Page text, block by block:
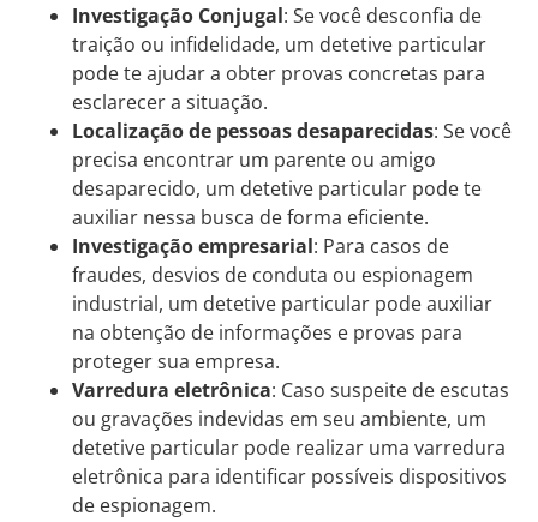
Investigação Conjugal: Se você desconfia de
traição ou infidelidade, um detetive particular
pode te ajudar a obter provas concretas para
esclarecer a situação.
Localização de pessoas desaparecidas: Se você
precisa encontrar um parente ou amigo
desaparecido, um detetive particular pode te
auxiliar nessa busca de forma eficiente.
Investigação empresarial: Para casos de
fraudes, desvios de conduta ou espionagem
industrial, um detetive particular pode auxiliar
na obtenção de informações e provas para
proteger sua empresa.
Varredura eletrônica: Caso suspeite de escutas
ou gravações indevidas em seu ambiente, um
detetive particular pode realizar uma varredura
eletrônica para identificar possíveis dispositivos
de espionagem.